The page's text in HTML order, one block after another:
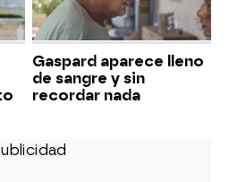
Gaspard aparece lleno
de sangre y sin
recordar nada